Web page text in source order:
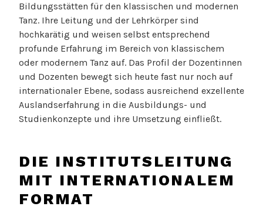
Bildungsstätten für den klassischen und modernen
Tanz. Ihre Leitung und der Lehrkörper sind
hochkarätig und weisen selbst entsprechend
profunde Erfahrung im Bereich von klassischem
oder modernem Tanz auf. Das Profil der Dozentinnen
und Dozenten bewegt sich heute fast nur noch auf
internationaler Ebene, sodass ausreichend exzellente
Auslandserfahrung in die Ausbildungs- und
Studienkonzepte und ihre Umsetzung einfließt.
DIE INSTITUTSLEITUNG
MIT INTERNATIONALEM
FORMAT